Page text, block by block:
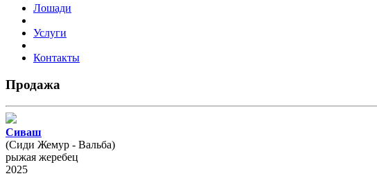
Лошади
Услуги
Контакты
Продажа
Сиваш
(Сиди Жемур - Вальба)
рыжая жеребец
2025